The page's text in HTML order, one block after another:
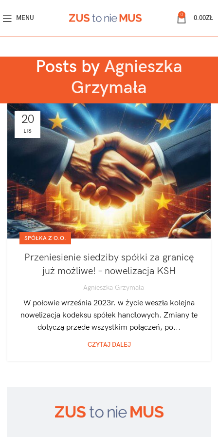
MENU 0 0.00ZŁ
Posts by Agnieszka
Grzymała
20
LIS
SPÓŁKA Z O.O.
Przeniesienie siedziby spółki za granicę
już możliwe! – nowelizacja KSH
Agnieszka Grzymała
W połowie września 2023r. w życie weszła kolejna
nowelizacja kodeksu spółek handlowych. Zmiany te
dotyczą przede wszystkim połączeń, po...
CZYTAJ DALEJ